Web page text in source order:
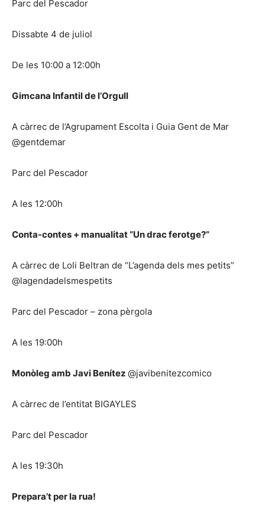
Parc del Pescador
Dissabte 4 de juliol
De les 10:00 a 12:00h
Gimcana Infantil de l’Orgull
A càrrec de l’Agrupament Escolta i Guia Gent de Mar
@gentdemar
Parc del Pescador
A les 12:00h
Conta-contes + manualitat “Un drac ferotge?”
A càrrec de Loli Beltran de “L’agenda dels mes petits”
@lagendadelsmespetits
Parc del Pescador – zona pèrgola
A les 19:00h
Monòleg amb Javi Benítez @javibenitezcomico
A càrrec de l’entitat BIGAYLES
Parc del Pescador
A les 19:30h
Prepara’t per la rua!